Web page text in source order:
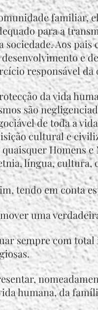
familiar,
para a
sociedade. Aos
desenvolvimento e
responsável da
da vida
são
de toda a
cultural e
Homens
língua, cultura,
tendo em conta
uma
sempre com total
humana, da